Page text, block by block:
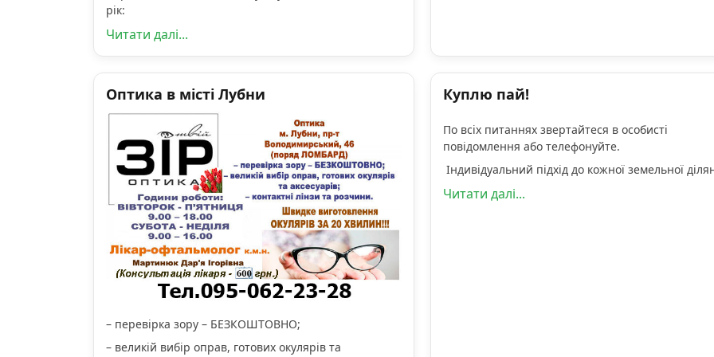
рік:
Читати далі...
Оптика в місті Лубни
– перевірка зору – БЕЗКОШТОВНО;
– великій вибір оправ, готових окулярів та
Куплю пай!
По всіх питаннях звертайтеся в особисті
повідомлення або телефонуйте.
Індивідуальний підхід до кожної земельної
Читати далі...